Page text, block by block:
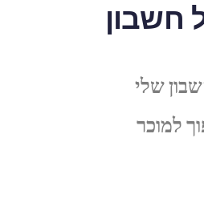
חשבון
שלי
למוכר